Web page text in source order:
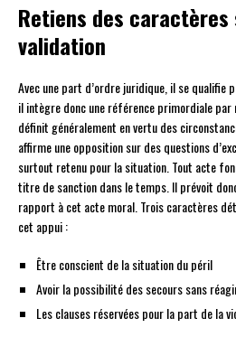
Retiens des
validation
Avec une part d’ordre juridique, il se qualifie
il intègre donc une référence primordiale
définit généralement en vertu des
affirme une opposition sur des questions
surtout retenu pour la situation. Tout acte
titre de sanction dans le temps. Il prévoit
rapport à cet acte moral. Trois caractères
cet appui :
Être conscient de la situation du péril
Avoir la possibilité des secours sans
Les clauses réservées pour la part de la